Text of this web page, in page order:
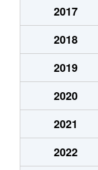
星置１条
星置１条
星置２条
前田５条
前田５条
2017
2018
2019
2020
2021
2022